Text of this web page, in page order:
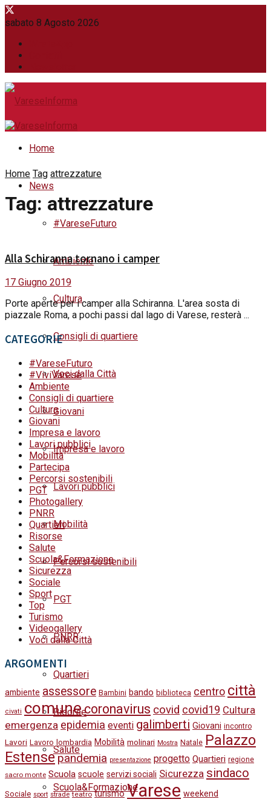
sabato 8 Agosto 2026
Home
News
#VareseFuturo
Ambiente
Cultura
Consigli di quartiere
Voci dalla Città
Giovani
Impresa e lavoro
Lavori pubblici
Mobilità
Percorsi sostenibili
PGT
PNRR
Quartieri
Risorse
Salute
Scuola&Formazione
Home Tag attrezzature
Tag: attrezzature
Alla Schiranna tornano i camper
17 Giugno 2019
Porte aperte per i camper alla Schiranna. L'area sosta di
piazzale Roma, a pochi passi dal lago di Varese, resterà ...
CATEGORIE
#VareseFuturo
#ViviVarese
Ambiente
Consigli di quartiere
Cultura
Giovani
Impresa e lavoro
Lavori pubblici
Mobilità
Partecipa
Percorsi sostenibili
PGT
Photogallery
PNRR
Quartieri
Risorse
Salute
Scuola&Formazione
Sicurezza
Sociale
Sport
Top
Turismo
Videogallery
Voci dalla Città
ARGOMENTI
ambiente assessore Bambini bando biblioteca centro città
civati comunecoronavirus covid covid19 Cultura
emergenza epidemia eventi galimberti Giovani incontro
Lavori Lavoro lombardia Mobilità molinari Mostra Natale Palazzo
Estensepandemia presentazione progetto Quartieri regione
sacro monte Scuola scuole servizi sociali Sicurezza sindaco
Sociale sport strade teatro turismo Varese weekend